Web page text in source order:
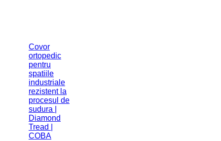
Covor
ortopedic
pentru
spatiile
industriale
rezistent la
procesul de
sudura |
Diamond
Tread |
COBA